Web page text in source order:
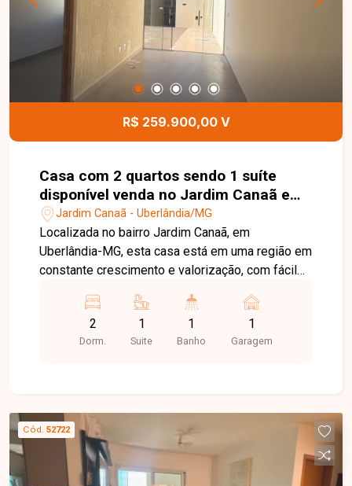
comerciais. Esta é uma excelente oportunidade
para investir em uma área com localização
privilegiada no bairro Martins. Agende uma visita
e conheça todos os detalhes deste imóvel.
R$ 259.900,00 V
Casa com 2 quartos sendo 1 suíte
disponível venda no Jardim Canaã em
Uberlândia-MG
Jardim Canaã - Uberlândia/MG
Localizada no bairro Jardim Canaã, em
Uberlândia-MG, esta casa está em uma região em
constante crescimento e valorização, com fácil
supermercados, escolas, farmácias, comércios e
diversos serviços, proporcionando praticidade e
qualidade de vida. O imóvel possui 56 m² de área
americana, 02 quartos, sendo 01 suíte, banheiro
social, lavanderia coberta e acabamento de
excelente qualidade. A casa dispõe de molduras
e sanca em gesso, luminárias instaladas e pias
2
Dorm.
1
Suite
1
Banho
1
Garagem
Cód. 52722